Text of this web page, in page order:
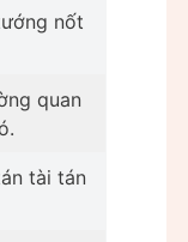
nốt
quan
tài tán